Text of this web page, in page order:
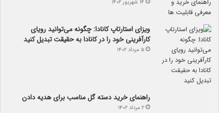
۱۴ شهریور ۱۴۰۲
ویزای استارتاپ کانادا: چگونه می‌توانید رویای
کارآفرینی خود را در کانادا به حقیقت تبدیل کنید
۵ مرداد ۱۴۰۲
راهنمای خرید دسته گل مناسب برای هدیه دادن
۲ مرداد ۱۴۰۲